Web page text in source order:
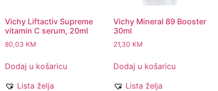
Vichy Liftactiv Supreme
vitamin C serum, 20ml
80,03 KM
Dodaj u košaricu
Lista želja
Vichy Mineral 89 Booster
30ml
21,30 KM
Dodaj u košaricu
Lista želja